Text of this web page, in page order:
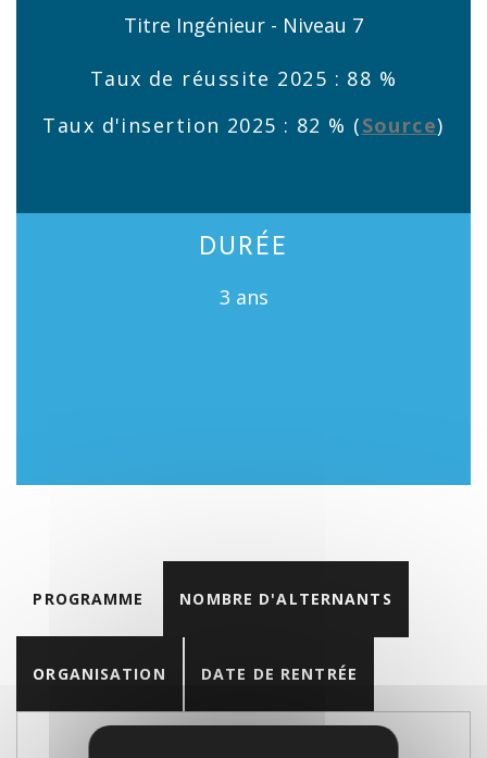
Titre Ingénieur - Niveau 7
Taux de réussite 2025 : 88 %
Taux d'insertion 2025 : 82 % (Source)
DURÉE
3 ans
PROGRAMME NOMBRE D'ALTERNANTS
ORGANISATION DATE DE RENTRÉE